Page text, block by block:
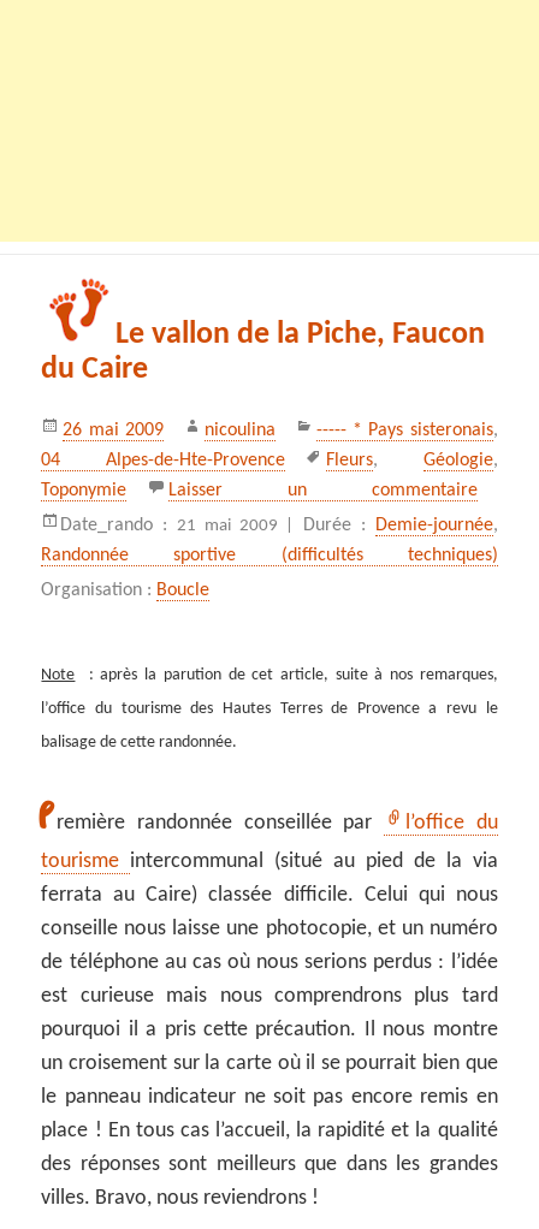
Le vallon de la Piche, Faucon
du Caire
Publié
le
26 mai 2009 Auteur
nicoulina Catégories
----- * Pays sisteronais,
04 Alpes-de-Hte-Provence
Mots-
clés
Fleurs, Géologie,
Toponymie
Laisser un commentaire
Date_rando : 21 mai 2009 | Durée : Demie-journée,
Randonnée sportive (difficultés techniques)
Organisation : Boucle
Note : après la parution de cet article, suite à nos remarques,
l’office du tourisme des Hautes Terres de Provence a revu le
balisage de cette randonnée.
Première randonnée conseillée par
l’office du
tourisme intercommunal (situé au pied de la via
ferrata au Caire) classée difficile. Celui qui nous
conseille nous laisse une photocopie, et un numéro
de téléphone au cas où nous serions perdus : l’idée
est curieuse mais nous comprendrons plus tard
pourquoi il a pris cette précaution. Il nous montre
un croisement sur la carte où il se pourrait bien que
le panneau indicateur ne soit pas encore remis en
place ! En tous cas l’accueil, la rapidité et la qualité
des réponses sont meilleurs que dans les grandes
villes. Bravo, nous reviendrons !